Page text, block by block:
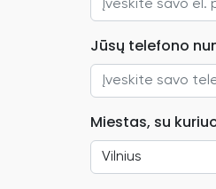
Jūsų telefono
Miestas, su